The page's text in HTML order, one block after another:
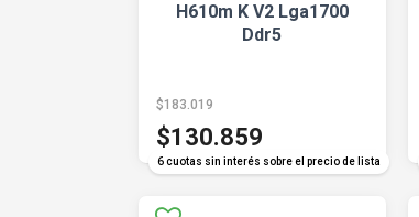
H610m K V2 Lga1700
Ddr5
6 cuotas sin interés sobre el precio de lista
$183.019
$130.859